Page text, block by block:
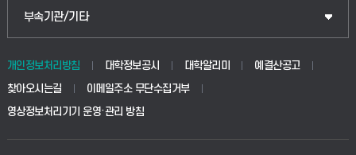
생명공학부
공공정책대학원
교육대학원
웹메일
학사시스템(전문학사 및 전공심화)
부속기관/기타
중앙도서관
학생생활관(안성)
개인정보처리방침 대학정보공시 대학알리미
예결산공고
찾아오시는길
이메일주소 무단수집거부
영상정보처리기기 운영·관리 방침